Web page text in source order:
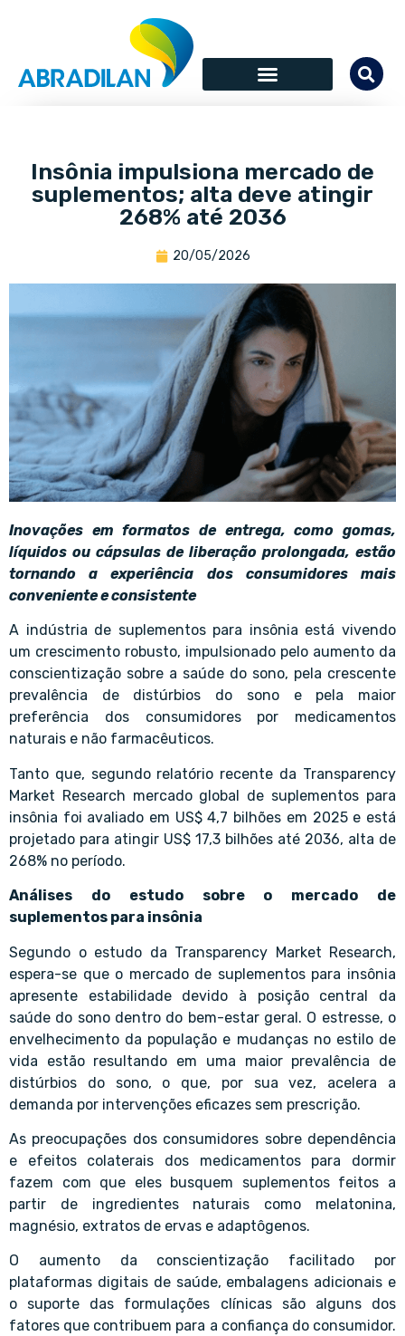
Insônia impulsiona mercado de
suplementos; alta deve atingir
268% até 2036
20/05/2026
Inovações em formatos de entrega, como gomas,
líquidos ou cápsulas de liberação prolongada, estão
tornando a experiência dos consumidores mais
conveniente e consistente
A indústria de suplementos para insônia está vivendo
um crescimento robusto, impulsionado pelo aumento da
conscientização sobre a saúde do sono, pela crescente
prevalência de distúrbios do sono e pela maior
preferência dos consumidores por medicamentos
naturais e não farmacêuticos.
Tanto que, segundo relatório recente da Transparency
Market Research mercado global de suplementos para
insônia foi avaliado em US$ 4,7 bilhões em 2025 e está
projetado para atingir US$ 17,3 bilhões até 2036, alta de
268% no período.
Análises do estudo sobre o mercado de
suplementos para insônia
Segundo o estudo da Transparency Market Research,
espera-se que o mercado de suplementos para insônia
apresente estabilidade devido à posição central da
saúde do sono dentro do bem-estar geral. O estresse, o
envelhecimento da população e mudanças no estilo de
vida estão resultando em uma maior prevalência de
distúrbios do sono, o que, por sua vez, acelera a
demanda por intervenções eficazes sem prescrição.
As preocupações dos consumidores sobre dependência
e efeitos colaterais dos medicamentos para dormir
fazem com que eles busquem suplementos feitos a
partir de ingredientes naturais como melatonina,
magnésio, extratos de ervas e adaptôgenos.
O aumento da conscientização facilitado por
plataformas digitais de saúde, embalagens adicionais e
o suporte das formulações clínicas são alguns dos
fatores que contribuem para a confiança do consumidor.